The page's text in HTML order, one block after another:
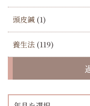
頭皮鍼 (1)
養生法 (119)